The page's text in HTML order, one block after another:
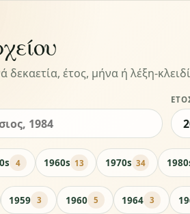
δεκαετία, έτος, μήνα ή λέξη-
4 1960s 13 1970s 34
1959 3 1960 5 1964 3